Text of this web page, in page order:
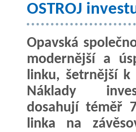
OSTROJ
Opavská
modernější a
linku, šetrnější
Náklady
dosahují téměř
linka na